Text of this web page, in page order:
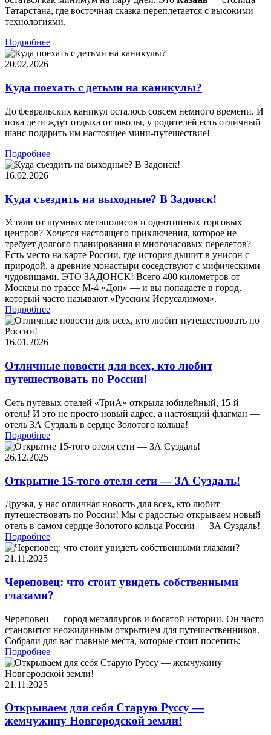
Татарстана, где восточная сказка переплетается с высокими
технологиями.
Подробнее
20.02.2026
Куда поехать с детьми на каникулы?
До февральских каникул осталось совсем немного времени. И
пока дети ждут отдыха от школы, у родителей есть отличный
шанс подарить им настоящее мини-путешествие!
Подробнее
16.02.2026
Куда съездить на выходные? В Задонск!
Устали от шумных мегаполисов и однотипных торговых
центров? Хочется настоящего приключения, которое не
требует долгого планирования и многочасовых перелетов?
Есть место на карте России, где история дышит в унисон с
природой, а древние монастыри соседствуют с мифическими
чудовищами. ЭТО ЗАДОНСК! Всего 400 километров от
Москвы по трассе М-4 «Дон» — и вы попадаете в город,
который часто называют «Русским Иерусалимом».
Подробнее
16.01.2026
Отличные новости для всех, кто любит
путешествовать по России!
Сеть путевых отелей «ТриА» открыла юбилейный, 15-й
отель! И это не просто новый адрес, а настоящий флагман —
отель 3А Суздаль в сердце Золотого кольца!
Подробнее
26.12.2025
Открытие 15-того отеля сети — 3А Суздаль!
Друзья, у нас отличная новость для всех, кто любит
путешествовать по России! Мы с радостью открываем новый
отель в самом сердце Золотого кольца России — 3А Суздаль!
Подробнее
21.11.2025
Череповец: что стоит увидеть собственными
глазами?
Череповец — город металлургов и богатой истории. Он часто
становится неожиданным открытием для путешественников.
Собрали для вас главные места, которые стоит посетить:
Подробнее
21.11.2025
Открываем для себя Старую Руссу —
жемчужину Новгородской земли!